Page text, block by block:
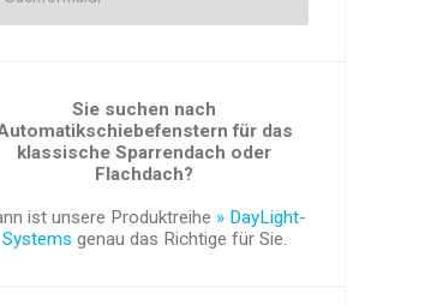
Sie suchen nach
für das
klassische Sparrendach oder
Flachdach?
ist unsere Produktreihe » DayLight-
Systems genau das Richtige für Sie.